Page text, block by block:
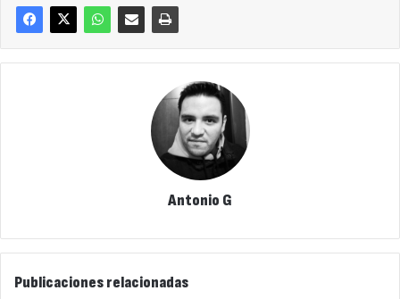
Antonio G
Publicaciones relacionadas